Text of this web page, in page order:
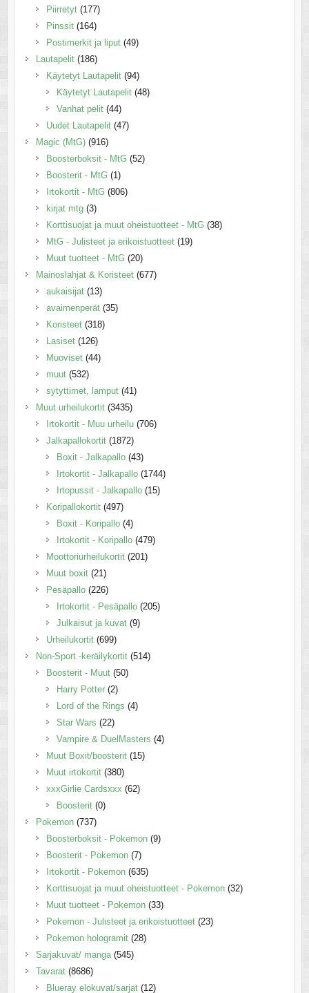
Piirretyt (177)
Pinssit (164)
Postimerkit ja liput (49)
Lautapelit (186)
Käytetyt Lautapelit (94)
Käytetyt Lautapelit (48)
Vanhat pelit (44)
Uudet Lautapelit (47)
Magic (MtG) (916)
Boosterboksit - MtG (52)
Boosterit - MtG (1)
Irtokortit - MtG (806)
kirjat mtg (3)
Korttisuojat ja muut oheistuotteet - MtG (38)
MtG - Julisteet ja erikoistuotteet (19)
Muut tuotteet - MtG (20)
Mainoslahjat & Koristeet (677)
aukaisijat (13)
avaimenperät (35)
Koristeet (318)
Lasiset (126)
Muoviset (44)
muut (532)
sytyttimet, lamput (41)
Muut urheilukortit (3435)
Irtokortit - Muu urheilu (706)
Jalkapallokortit (1872)
Boxit - Jalkapallo (43)
Irtokortit - Jalkapallo (1744)
Irtopussit - Jalkapallo (15)
Koripallokortit (497)
Boxit - Koripallo (4)
Irtokortit - Koripallo (479)
Moottoriurheilukortit (201)
Muut boxit (21)
Pesäpallo (226)
Irtokortit - Pesäpallo (205)
Julkaisut ja kuvat (9)
Urheilukortit (699)
Non-Sport -keräilykortit (514)
Boosterit - Muut (50)
Harry Potter (2)
Lord of the Rings (4)
Star Wars (22)
Vampire & DuelMasters (4)
Muut Boxit/boosterit (15)
Muut irtokortit (380)
xxxGirlie Cardsxxx (62)
Boosterit (0)
Pokemon (737)
Boosterboksit - Pokemon (9)
Boosterit - Pokemon (7)
Irtokortit - Pokemon (635)
Korttisuojat ja muut oheistuotteet - Pokemon (32)
Muut tuotteet - Pokemon (33)
Pokemon - Julisteet ja erikoistuotteet (23)
Pokemon hologramit (28)
Sarjakuvat/ manga (545)
Tavarat (8686)
Blueray elokuvat/sarjat (12)